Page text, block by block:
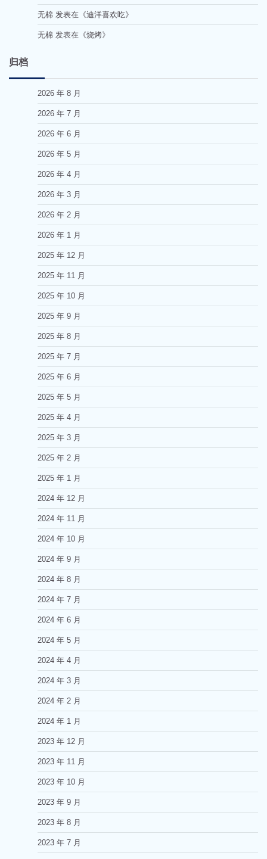
无棉 发表在《迪洋喜欢吃》
无棉 发表在《烧烤》
归档
2026 年 8 月
2026 年 7 月
2026 年 6 月
2026 年 5 月
2026 年 4 月
2026 年 3 月
2026 年 2 月
2026 年 1 月
2025 年 12 月
2025 年 11 月
2025 年 10 月
2025 年 9 月
2025 年 8 月
2025 年 7 月
2025 年 6 月
2025 年 5 月
2025 年 4 月
2025 年 3 月
2025 年 2 月
2025 年 1 月
2024 年 12 月
2024 年 11 月
2024 年 10 月
2024 年 9 月
2024 年 8 月
2024 年 7 月
2024 年 6 月
2024 年 5 月
2024 年 4 月
2024 年 3 月
2024 年 2 月
2024 年 1 月
2023 年 12 月
2023 年 11 月
2023 年 10 月
2023 年 9 月
2023 年 8 月
2023 年 7 月